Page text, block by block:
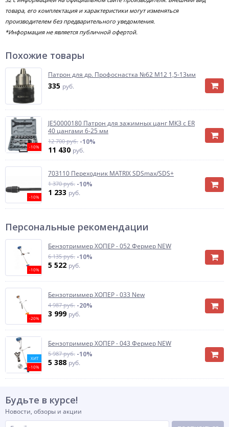
товара, его комплектация и характеристики могут изменяться
производителем без предварительного уведомления.
*Информация не является публичной офертой.
Похожие товары
Патрон для др. Профоснастка №62 М12 1,5-13мм
335 руб.
-10%
JE50000180 Патрон для зажимных цанг МКЗ с ER
40 цангами 6-25 мм
12 700 руб. -10%
11 430 руб.
-10%
703110 Переходник MATRIX SDSmax/SDS+
1 370 руб. -10%
1 233 руб.
Персональные рекомендации
-10%
Бензотриммер ХОПЕР - 052 Фермер NEW
6 135 руб. -10%
5 522 руб.
-20%
Бензотриммер ХОПЕР - 033 New
4 987 руб. -20%
3 999 руб.
ХИТ
-10%
Бензотриммер ХОПЕР - 043 Фермер NEW
5 987 руб. -10%
5 388 руб.
Будьте в курсе!
Новости, обзоры и акции